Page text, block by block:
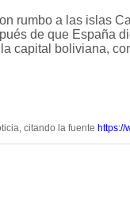
rumbo a las islas
de que España
capital boliviana,
citando la fuente https://